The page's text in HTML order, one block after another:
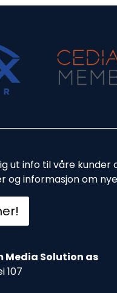
ut info til våre
og informasjon om
Media Solution as
107